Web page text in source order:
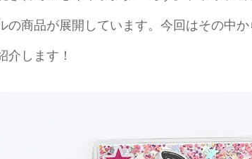
の商品が展開しています。今回はその中
介します！